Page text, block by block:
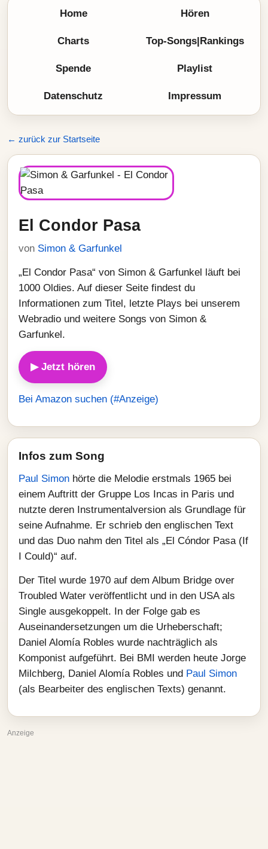
Home Hören
Charts Top-Songs|Rankings
Spende Playlist
Datenschutz Impressum
← zurück zur Startseite
El Condor Pasa
von Simon & Garfunkel
„El Condor Pasa“ von Simon & Garfunkel läuft bei
1000 Oldies. Auf dieser Seite findest du
Informationen zum Titel, letzte Plays bei unserem
Webradio und weitere Songs von Simon &
Garfunkel.
▶ Jetzt hören
Bei Amazon suchen (#Anzeige)
Infos zum Song
Paul Simon hörte die Melodie erstmals 1965 bei
einem Auftritt der Gruppe Los Incas in Paris und
nutzte deren Instrumentalversion als Grundlage für
seine Aufnahme. Er schrieb den englischen Text
und das Duo nahm den Titel als „El Cóndor Pasa (If
I Could)“ auf.
Der Titel wurde 1970 auf dem Album Bridge over
Troubled Water veröffentlicht und in den USA als
Single ausgekoppelt. In der Folge gab es
Auseinandersetzungen um die Urheberschaft;
Daniel Alomía Robles wurde nachträglich als
Komponist aufgeführt. Bei BMI werden heute Jorge
Milchberg, Daniel Alomía Robles und Paul Simon
(als Bearbeiter des englischen Texts) genannt.
Anzeige